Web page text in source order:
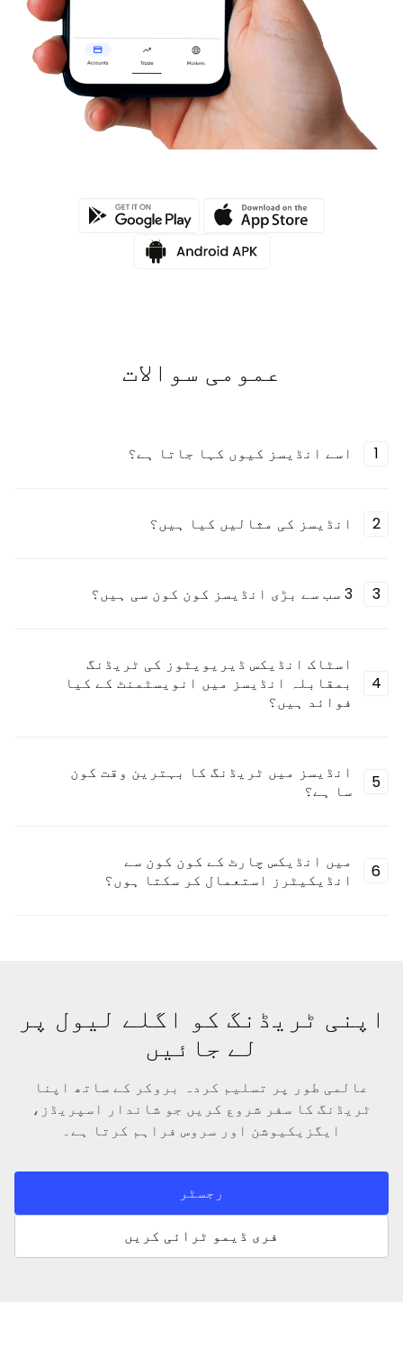
عمومی سوالات
1 اسے انڈیسز کیوں کہا جاتا ہے؟
2 انڈیسز کی مثالیں کیا ہیں؟
3 3 سب سے بڑی انڈیسز کون کون سی ہیں؟
4
اسٹاک انڈیکس ڈیریویٹوز کی ٹریڈنگ
بمقابلہ انڈیسز میں انویسٹمنٹ کے کیا
فوائد ہیں؟
5
انڈیسز میں ٹریڈنگ کا بہترین وقت کون
سا ہے؟
6
میں انڈیکس چارٹ کے کون کون سے
انڈیکیٹرز استعمال کر سکتا ہوں؟
اپنی ٹریڈنگ کو اگلے لیول پر
لے جائیں
عالمی طور پر تسلیم کردہ بروکر کے ساتھ اپنا
ٹریڈنگ کا سفر شروع کریں جو شاندار اسپریڈز،
ایگزیکیوشن اور سروس فراہم کرتا ہے۔
رجسٹر
فری ڈیمو ٹرائی کریں